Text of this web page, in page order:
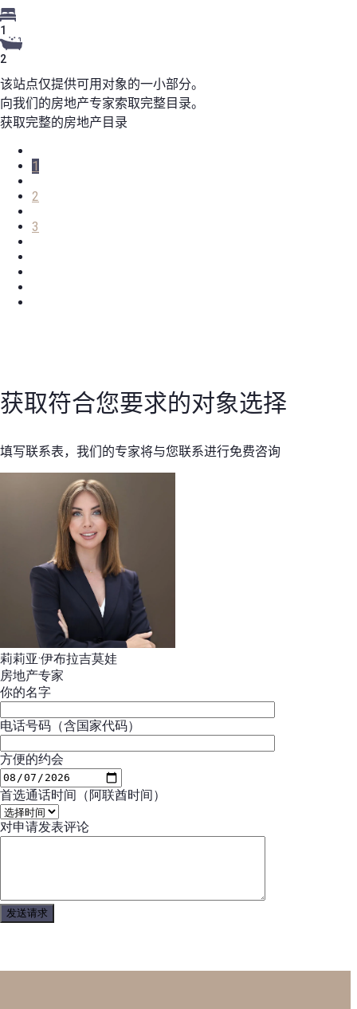
1
2
该站点仅提供可用对象的一小部分。
向我们的房地产专家索取完整目录。
获取完整的房地产目录
1
2
3
获取符合您要求的对象选择
填写联系表，我们的专家将与您联系进行免费咨询
莉莉亚·伊布拉吉莫娃
房地产专家
你的名字
电话号码（含国家代码）
方便的约会
首选通话时间（阿联酋时间）
对申请发表评论